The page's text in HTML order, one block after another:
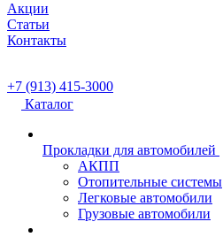
Акции
Статьи
Контакты
+7 (913) 415-3000
Каталог
Прокладки для автомобилей
АКПП
Отопительные системы
Легковые автомобили
Грузовые автомобили